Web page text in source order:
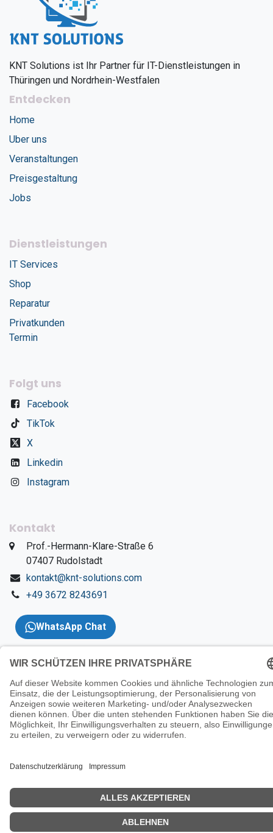
KNT Solutions ist Ihr Partner für IT-Dienstleistungen in
Thüringen und Nordrhein-Westfalen
Entdecken
Home
Uber uns
Veranstaltungen
Preisgestaltung
Jobs
Dienstleistungen
IT Services
Shop
Reparatur
Privatkunden
Termin
Folgt uns
Facebook
TikTok
X
Linkedin
Instagram
Kontakt
​Prof.-Hermann-Klare-Straße 6
​07407 Rudolstadt
kontakt@knt-solutions.com
+49 3672 8243691
WhatsApp Chat
Copyright 2026 © KNT
Solutions |Impressum|AGBs|Datenschutzerklärung|